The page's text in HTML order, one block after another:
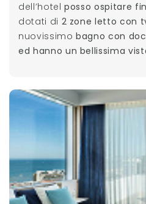
dell’hotelposso ospitare
dotati di 2 zone letto con
nuovissimobagno con
ed hanno un bellissima